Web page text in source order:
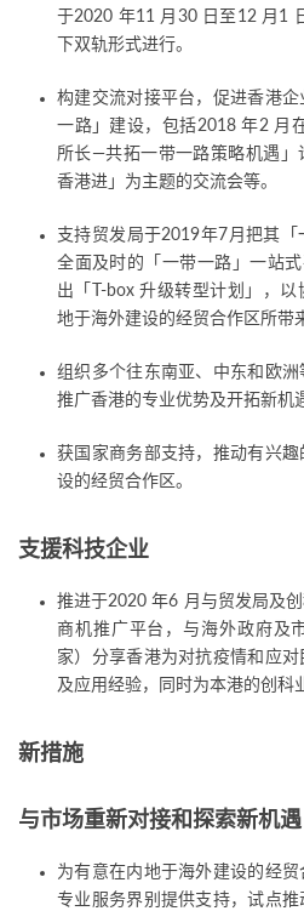
于2020 年11 月30 日至12 月1
下双轨形式进行。
构建交流对接平台，促进香港
一路」建设，包括2018 年2 月
所长—共拓一带一路策略机遇」
香港进」为主题的交流会等。
支持贸发局于2019年7月把其
全面及时的「一带一路」一站
出「T-box 升级转型计划」，
地于海外建设的经贸合作区所带
组织多个往东南亚、中东和欧
推广香港的专业优势及开拓新机
获国家商务部支持，推动有兴
设的经贸合作区。
支援科技企业
推进于2020 年6 月与贸发局及
商机推广平台，与海外政府及
家）分享香港为对抗疫情和应
及应用经验，同时为本港的创科
新措施
与市场重新对接和探索新机遇
为有意在内地于海外建设的经
专业服务界别提供支持，试点